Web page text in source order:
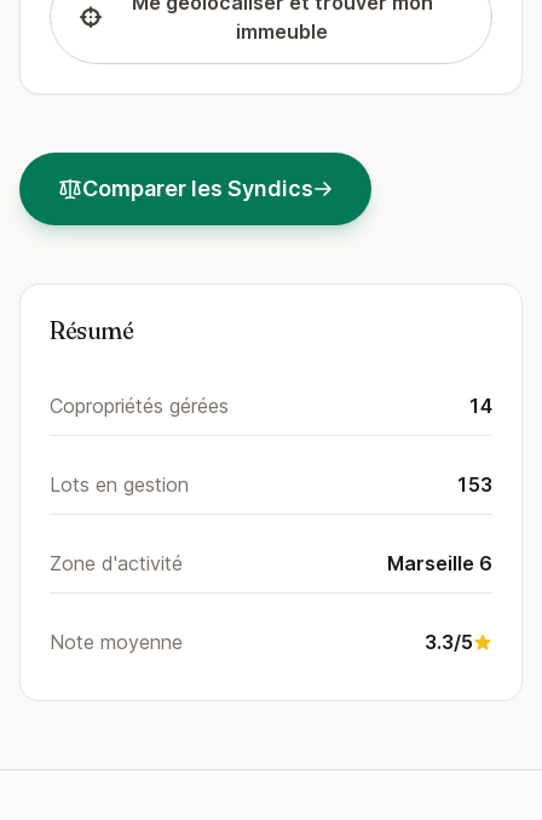
immeuble
Comparer les Syndics
Résumé
Copropriétés gérées 14
Lots en gestion 153
Zone d'activité Marseille 6
Note moyenne 3.3/5